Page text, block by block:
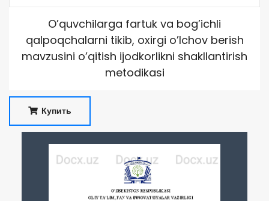
O’quvchilarga fartuk va bog’ichli
qalpoqchalarni tikib, oxirgi o’lchov berish
mavzusini o’qitish ijodkorlikni shakllantirish
metodikasi
Купить